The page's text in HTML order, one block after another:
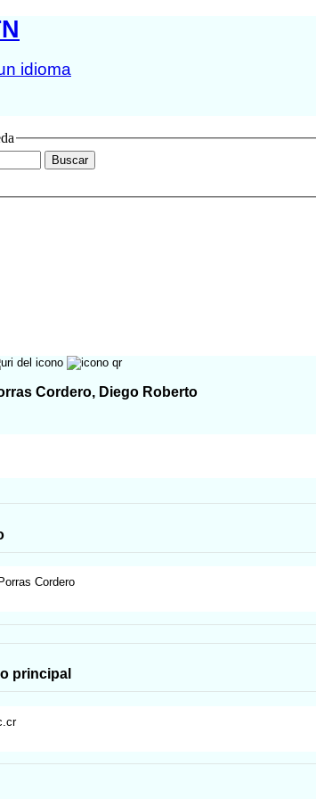
idioma
Cordero, Diego Roberto
Porras Cordero
principal